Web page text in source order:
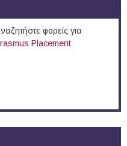
φορείς για
Placement